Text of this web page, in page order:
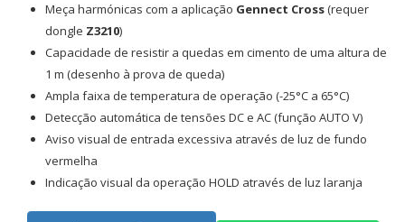
Meça harmónicas com a aplicação Gennect Cross(requer
dongle Z3210)
Capacidade de resistir a quedas em cimento de uma altura de
1 m (desenho à prova de queda)
Ampla faixa de temperatura de operação (-25°C a 65°C)
Detecção automática de tensões DC e AC (função AUTO V)
Aviso visual de entrada excessiva através de luz de fundo
vermelha
Indicação visual da operação HOLD através de luz laranja